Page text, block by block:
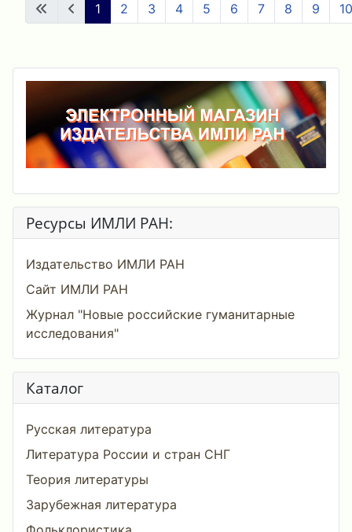
1 2 3 4 5 6 7 8 9 10
Ресурсы ИМЛИ РАН:
Издательство ИМЛИ РАН
Сайт ИМЛИ РАН
Журнал "Новые российские гуманитарные
исследования"
Каталог
Русская литература
Литература России и стран СНГ
Теория литературы
Зарубежная литература